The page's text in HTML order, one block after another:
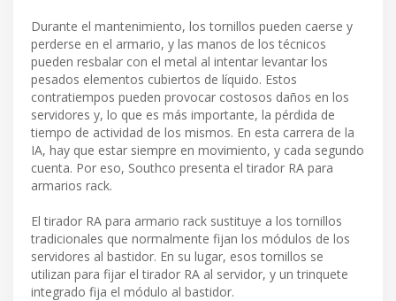
Durante el mantenimiento, los tornillos pueden caerse y
perderse en el armario, y las manos de los técnicos
pueden resbalar con el metal al intentar levantar los
pesados elementos cubiertos de líquido. Estos
contratiempos pueden provocar costosos daños en los
servidores y, lo que es más importante, la pérdida de
tiempo de actividad de los mismos. En esta carrera de la
IA, hay que estar siempre en movimiento, y cada segundo
cuenta. Por eso, Southco presenta el tirador RA para
armarios rack.
El tirador RA para armario rack sustituye a los tornillos
tradicionales que normalmente fijan los módulos de los
servidores al bastidor. En su lugar, esos tornillos se
utilizan para fijar el tirador RA al servidor, y un trinquete
integrado fija el módulo al bastidor.